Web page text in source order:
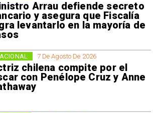
Arrau defiende secreto
y asegura que Fiscalía
levantarlo en la mayoría de
7 De Agosto De 2026
chilena compite por el
con Penélope Cruz y Anne